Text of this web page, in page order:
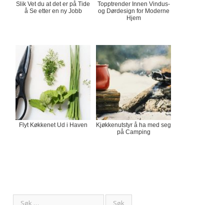
Slik Vet du at det er på Tide
å Se etter en ny Jobb
Topptrender Innen Vindus-
og Dørdesign for Moderne
Hjem
Flyt Køkkenet Ud i Haven
Kjøkkenutstyr å ha med seg
på Camping